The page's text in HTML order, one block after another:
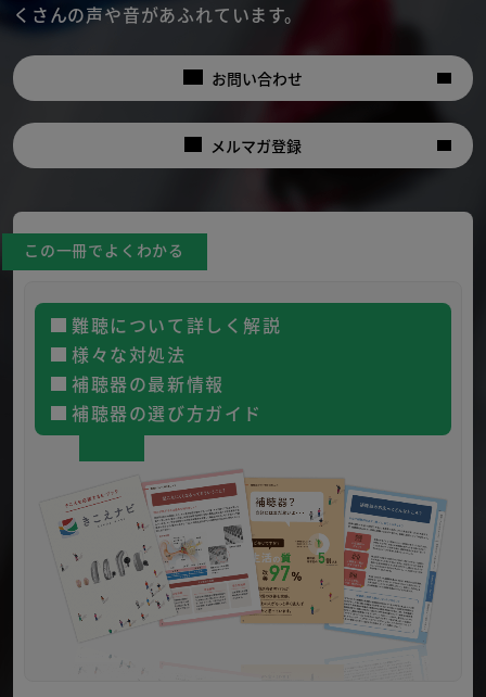
くさんの声や音があふれています。
お問い合わせ
メルマガ登録
この一冊でよくわかる
難聴について詳しく解説
様々な対処法
補聴器の最新情報
補聴器の選び方ガイド